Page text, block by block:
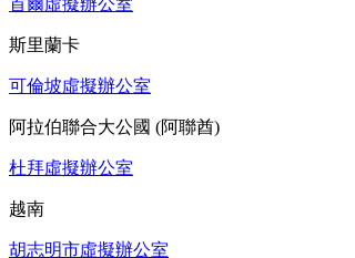
斯里蘭卡
可倫坡虛擬辦公室
阿拉伯聯合大公國 (阿聯酋)
杜拜虛擬辦公室
越南
胡志明市虛擬辦公室